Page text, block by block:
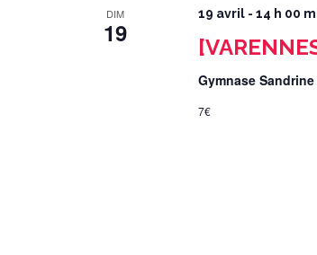
DIM
19
19 avril - 14 h 00
Gymnase
7€